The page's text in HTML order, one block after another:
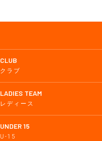
CLUB
クラブ
LADIES TEAM
レディース
UNDER 15
U-15